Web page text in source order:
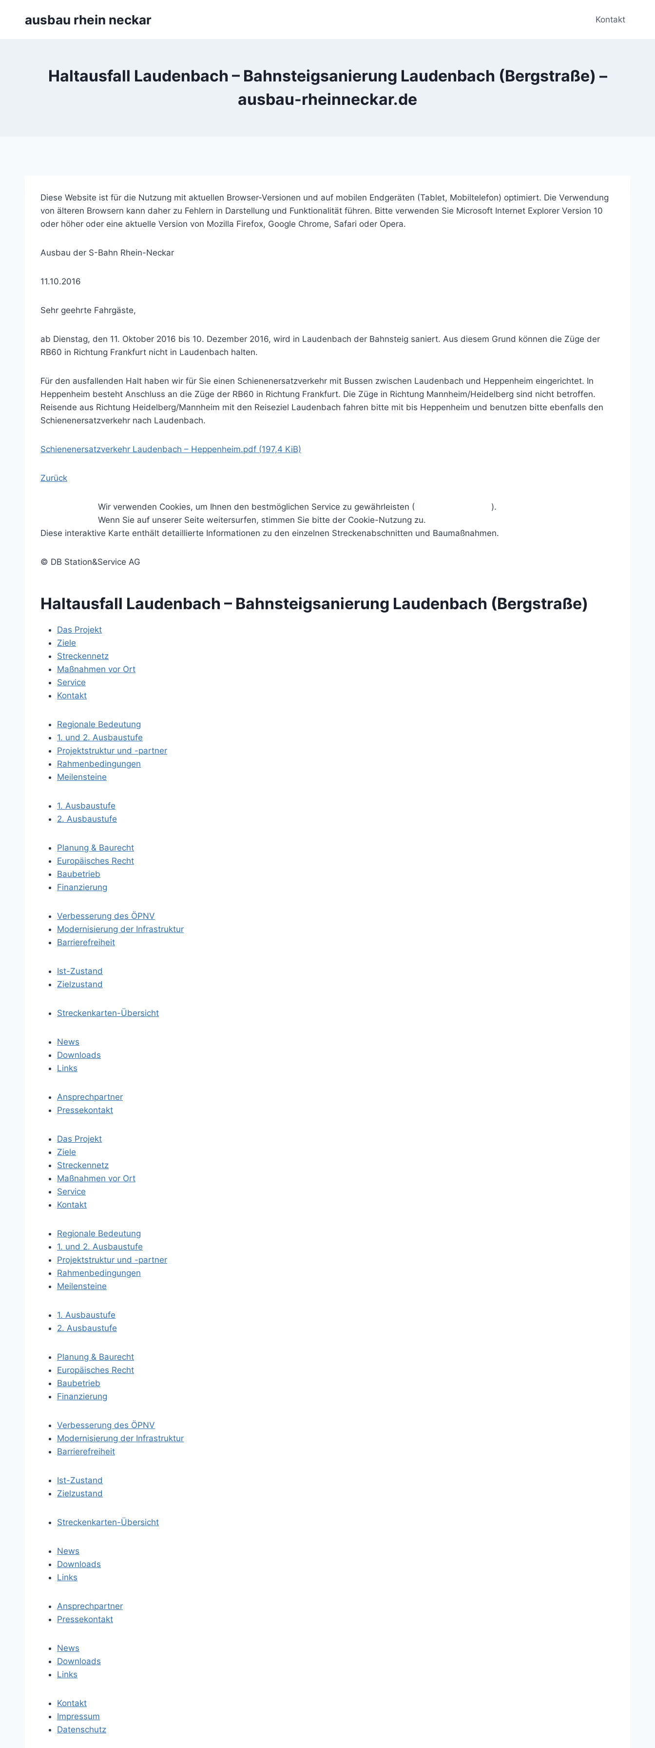
ausbau rhein neckar Kontakt
Haltausfall Laudenbach – Bahnsteigsanierung Laudenbach (Bergstraße) –
ausbau-rheinneckar.de
Diese Website ist für die Nutzung mit aktuellen Browser-Versionen und auf mobilen Endgeräten (Tablet, Mobiltelefon) optimiert. Die Verwendung
von älteren Browsern kann daher zu Fehlern in Darstellung und Funktionalität führen. Bitte verwenden Sie Microsoft Internet Explorer Version 10
oder höher oder eine aktuelle Version von Mozilla Firefox, Google Chrome, Safari oder Opera.
Ausbau der S-Bahn Rhein-Neckar
11.10.2016
Sehr geehrte Fahrgäste,
ab Dienstag, den 11. Oktober 2016 bis 10. Dezember 2016, wird in Laudenbach der Bahnsteig saniert. Aus diesem Grund können die Züge der
RB60 in Richtung Frankfurt nicht in Laudenbach halten.
Für den ausfallenden Halt haben wir für Sie einen Schienenersatzverkehr mit Bussen zwischen Laudenbach und Heppenheim eingerichtet. In
Heppenheim besteht Anschluss an die Züge der RB60 in Richtung Frankfurt. Die Züge in Richtung Mannheim/Heidelberg sind nicht betroffen.
Reisende aus Richtung Heidelberg/Mannheim mit den Reiseziel Laudenbach fahren bitte mit bis Heppenheim und benutzen bitte ebenfalls den
Schienenersatzverkehr nach Laudenbach.
Schienenersatzverkehr Laudenbach – Heppenheim.pdf (197,4 KiB)
Zurück
Wir verwenden Cookies, um Ihnen den bestmöglichen Service zu gewährleisten (
).
Wenn Sie auf unserer Seite weitersurfen, stimmen Sie bitte der Cookie-Nutzung zu.
Diese interaktive Karte enthält detaillierte Informationen zu den einzelnen Streckenabschnitten und Baumaßnahmen.
© DB Station&Service AG
Haltausfall Laudenbach – Bahnsteigsanierung Laudenbach (Bergstraße)
Das Projekt
Ziele
Streckennetz
Maßnahmen vor Ort
Service
Kontakt
Regionale Bedeutung
1. und 2. Ausbaustufe
Projektstruktur und -partner
Rahmenbedingungen
Meilensteine
1. Ausbaustufe
2. Ausbaustufe
Planung & Baurecht
Europäisches Recht
Baubetrieb
Finanzierung
Verbesserung des ÖPNV
Modernisierung der Infrastruktur
Barrierefreiheit
Ist-Zustand
Zielzustand
Streckenkarten-Übersicht
News
Downloads
Links
Ansprechpartner
Pressekontakt
Das Projekt
Ziele
Streckennetz
Maßnahmen vor Ort
Service
Kontakt
Regionale Bedeutung
1. und 2. Ausbaustufe
Projektstruktur und -partner
Rahmenbedingungen
Meilensteine
1. Ausbaustufe
2. Ausbaustufe
Planung & Baurecht
Europäisches Recht
Baubetrieb
Finanzierung
Verbesserung des ÖPNV
Modernisierung der Infrastruktur
Barrierefreiheit
Ist-Zustand
Zielzustand
Streckenkarten-Übersicht
News
Downloads
Links
Ansprechpartner
Pressekontakt
News
Downloads
Links
Kontakt
Impressum
Datenschutz